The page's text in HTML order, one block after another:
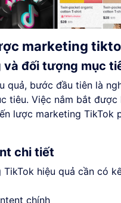
marketing
đối tượng mục
quả, bước đầu tiên là
tiêu. Việc nắm bắt
lược marketing TikTok
chi tiết
hiệu quả cần có
chính